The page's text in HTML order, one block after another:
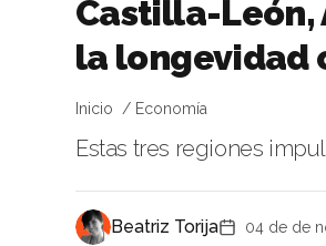
Castilla-León,
la longevidad
Inicio Economía
Estas tres regiones
Beatriz Torija 04 de de